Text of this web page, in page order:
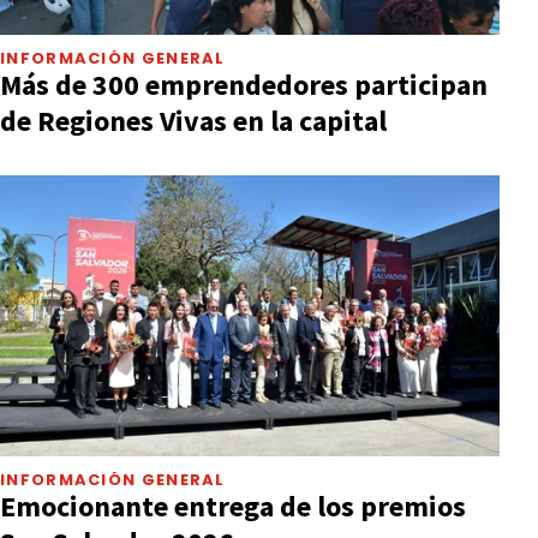
INFORMACIÓN GENERAL
Más de 300 emprendedores participan
de Regiones Vivas en la capital
INFORMACIÓN GENERAL
Emocionante entrega de los premios